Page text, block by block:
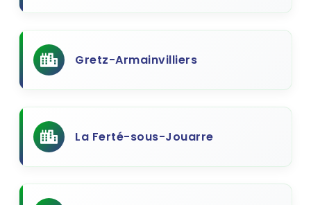
Gretz-Armainvilliers
La Ferté-sous-Jouarre